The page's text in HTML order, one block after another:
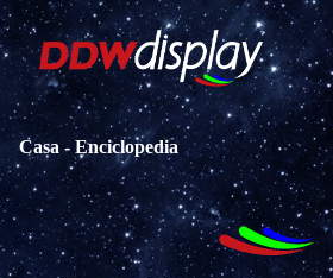
Casa - Enciclopedia